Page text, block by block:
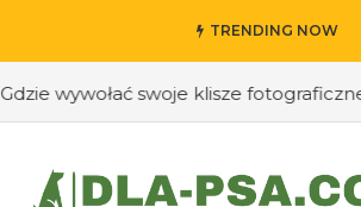
TRENDING NOW
wywołać swoje klisze fotograficzne w